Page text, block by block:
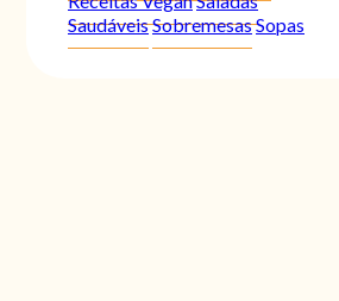
SaudáveisSobremesasSopas